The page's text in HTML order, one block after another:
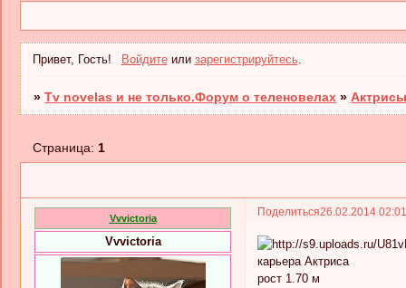
Привет, Гость! Войдитеили зарегистрируйтесь.
»Tv novelas и не только.Форум о теленовелах »
Страница:1
Поделиться26.02.2014
Vvvictoria
Vvvictoria
карьера Актриса
рост 1.70 м